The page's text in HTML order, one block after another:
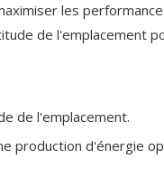
les
de l'emplacement
de l'emplacement.
production d'énergie